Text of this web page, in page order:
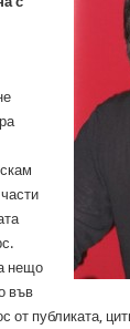
нещо
във
от публиката,